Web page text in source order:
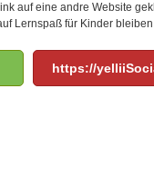
auf eine andre Website
Lernspaß für Kinder
https://